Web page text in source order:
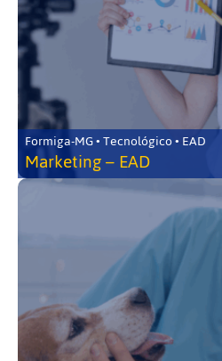
Formiga-MG • Tecnológico • EAD
Marketing – EAD